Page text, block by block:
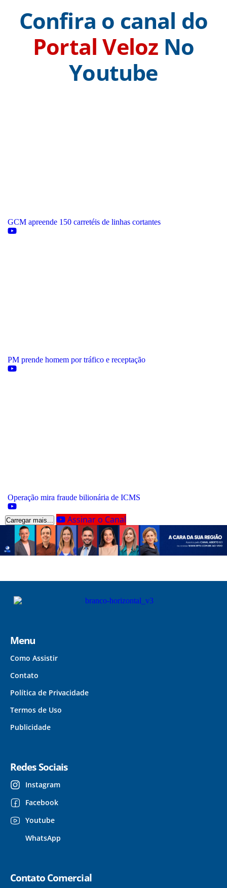
Confira o canal do
Portal Veloz No
Youtube
GCM apreende 150 carretéis de linhas cortantes
PM prende homem por tráfico e receptação
Operação mira fraude bilionária de ICMS
Carregar mais... Assinar o Canal
Menu
Como Assistir
Contato
Política de Privacidade
Termos de Uso
Publicidade
Redes Sociais
Instagram
Facebook
Youtube
WhatsApp
Contato Comercial